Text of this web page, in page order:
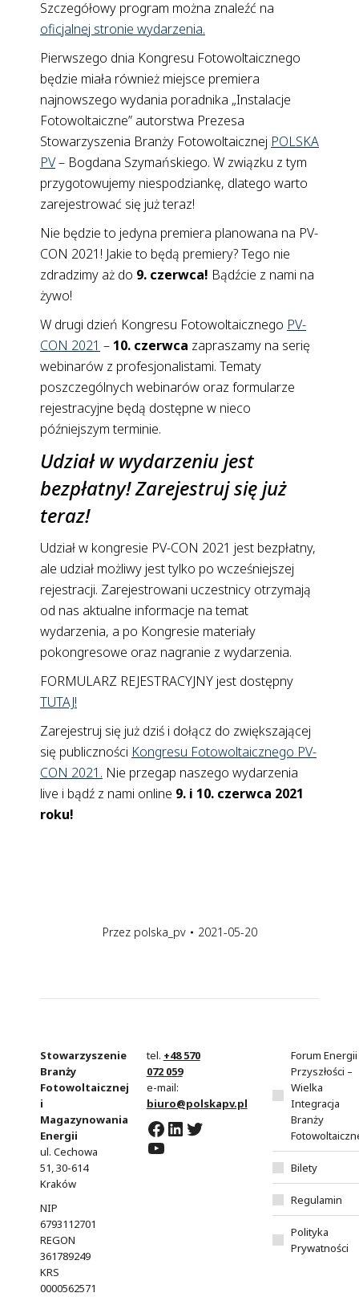
Szczegółowy program można znaleźć na
oficjalnej stronie wydarzenia.
Pierwszego dnia Kongresu Fotowoltaicznego
będzie miała również miejsce premiera
najnowszego wydania poradnika „Instalacje
Fotowoltaiczne” autorstwa Prezesa
Stowarzyszenia Branży Fotowoltaicznej POLSKA
PV– Bogdana Szymańskiego. W związku z tym
przygotowujemy niespodziankę, dlatego warto
zarejestrować się już teraz!
Nie będzie to jedyna premiera planowana na PV-
CON 2021! Jakie to będą premiery? Tego nie
zdradzimy aż do 9. czerwca! Bądźcie z nami na
żywo!
W drugi dzień Kongresu Fotowoltaicznego PV-
CON 2021 – 10. czerwca zapraszamy na serię
webinarów z profesjonalistami. Tematy
poszczególnych webinarów oraz formularze
rejestracyjne będą dostępne w nieco
późniejszym terminie.
Udział w wydarzeniu jest
bezpłatny! Zarejestruj się już
teraz!
Udział w kongresie PV-CON 2021 jest bezpłatny,
ale udział możliwy jest tylko po wcześniejszej
rejestracji. Zarejestrowani uczestnicy otrzymają
od nas aktualne informacje na temat
wydarzenia, a po Kongresie materiały
pokongresowe oraz nagranie z wydarzenia.
FORMULARZ REJESTRACYJNY jest dostępny
TUTAJ!
Zarejestruj się już dziś i dołącz do zwiększającej
się publiczności Kongresu Fotowoltaicznego PV-
CON 2021. Nie przegap naszego wydarzenia
live i bądź z nami online 9. i 10. czerwca 2021
roku!
Przez polska_pv 2021-05-20
Stowarzyszenie
Branży
Fotowoltaicznej
i
Magazynowania
Energii
ul. Cechowa
51, 30-614
Kraków
NIP
6793112701
REGON
361789249
KRS
0000562571
tel. +48 570
072 059
e-mail:
biuro@polskapv.pl
Facebook
LinkedIn
Twitter
YouTube
Forum Energii
Przyszłości –
Wielka
Integracja
Branży
Bilety
Regulamin
Polityka
Prywatności